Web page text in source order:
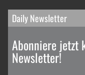
Daily Newsletter
Abonniere jetzt
Newsletter!